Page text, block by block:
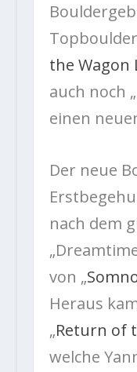
the Wagon
auch noch
einen
Der neue
nach dem
von „
Heraus
„Return of
welche